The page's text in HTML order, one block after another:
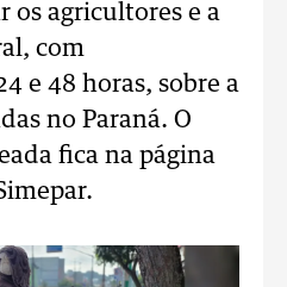
os agricultores e a
com
e 48 horas, sobre a
no Paraná. O
fica na página